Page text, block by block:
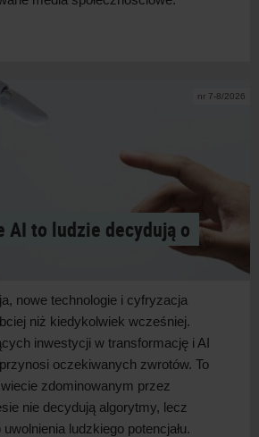
nr 7-8/2026
AI to ludzie decydują o
nowe technologie i cyfryzacja
niż kiedykolwiek wcześniej.
inwestycji w transformację i AI
oczekiwanych zwrotów. To
zdominowanym przez
nie decydują algorytmy, lecz
ludzkiego potencjału.